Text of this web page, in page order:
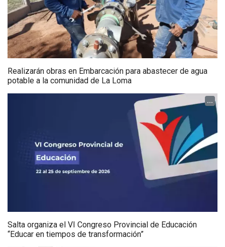
Realizarán obras en Embarcación para abastecer de agua
potable a la comunidad de La Loma
...
Salta organiza el VI Congreso Provincial de Educación
“Educar en tiempos de transformación”